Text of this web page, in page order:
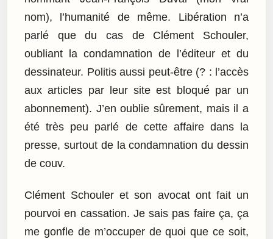
nom), l’humanité de même. Libération n’a
parlé que du cas de Clément Schouler,
oubliant la condamnation de l’éditeur et du
dessinateur. Politis aussi peut-être (? : l’accès
aux articles par leur site est bloqué par un
abonnement). J’en oublie sûrement, mais il a
été très peu parlé de cette affaire dans la
presse, surtout de la condamnation du dessin
de couv.
Clément Schouler et son avocat ont fait un
pourvoi en cassation. Je sais pas faire ça, ça
me gonfle de m’occuper de quoi que ce soit,